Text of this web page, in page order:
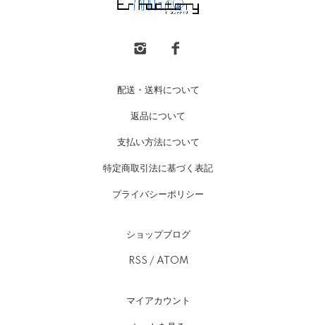
配送・送料について
返品について
支払い方法について
特定商取引法に基づく表記
プライバシーポリシー
ショップブログ
RSS / ATOM
マイアカウント